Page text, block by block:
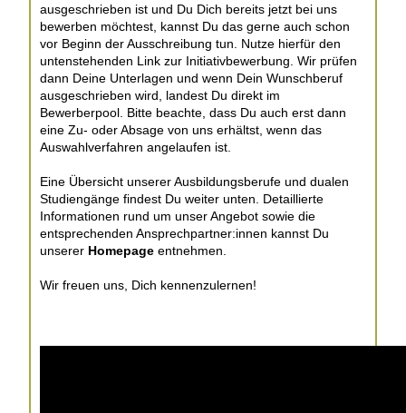
ausgeschrieben ist und Du Dich bereits jetzt bei uns
bewerben möchtest, kannst Du das gerne auch schon
vor Beginn der Ausschreibung tun. Nutze hierfür den
untenstehenden Link zur Initiativbewerbung. Wir prüfen
dann Deine Unterlagen und wenn Dein Wunschberuf
ausgeschrieben wird, landest Du direkt im
Bewerberpool. Bitte beachte, dass Du auch erst dann
eine Zu- oder Absage von uns erhältst, wenn das
Auswahlverfahren angelaufen ist.
Eine Übersicht unserer Ausbildungsberufe und dualen
Studiengänge findest Du weiter unten. Detaillierte
Informationen rund um unser Angebot sowie die
entsprechenden Ansprechpartner:innen kannst Du
unserer Homepage entnehmen.
Wir freuen uns, Dich kennenzulernen!